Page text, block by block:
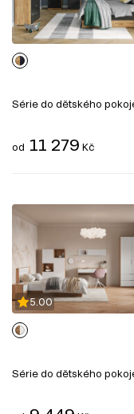
Série do dětského
od 11 279 Kč
5.00
Série do dětského